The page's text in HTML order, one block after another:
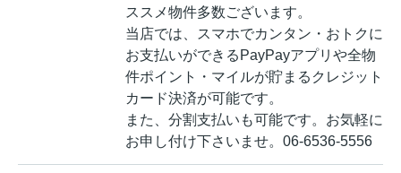
ススメ物件多数ございます。
当店では、スマホでカンタン・おトクに
お支払いができるPayPayアプリや全物
件ポイント・マイルが貯まるクレジット
カード決済が可能です。
また、分割支払いも可能です。お気軽に
お申し付け下さいませ。06-6536-5556